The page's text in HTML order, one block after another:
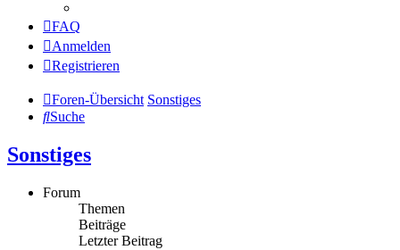
FAQ
Anmelden
Registrieren
Foren-Übersicht Sonstiges
Suche
Sonstiges
Forum
Themen
Beiträge
Letzter Beitrag